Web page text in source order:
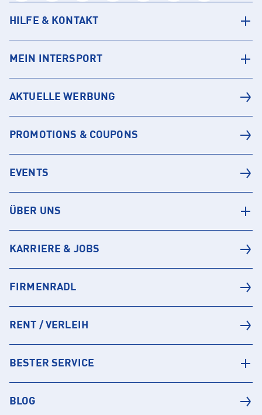
HILFE & KONTAKT
MEIN INTERSPORT
AKTUELLE WERBUNG
PROMOTIONS & COUPONS
EVENTS
ÜBER UNS
KARRIERE & JOBS
FIRMENRADL
RENT / VERLEIH
BESTER SERVICE
BLOG